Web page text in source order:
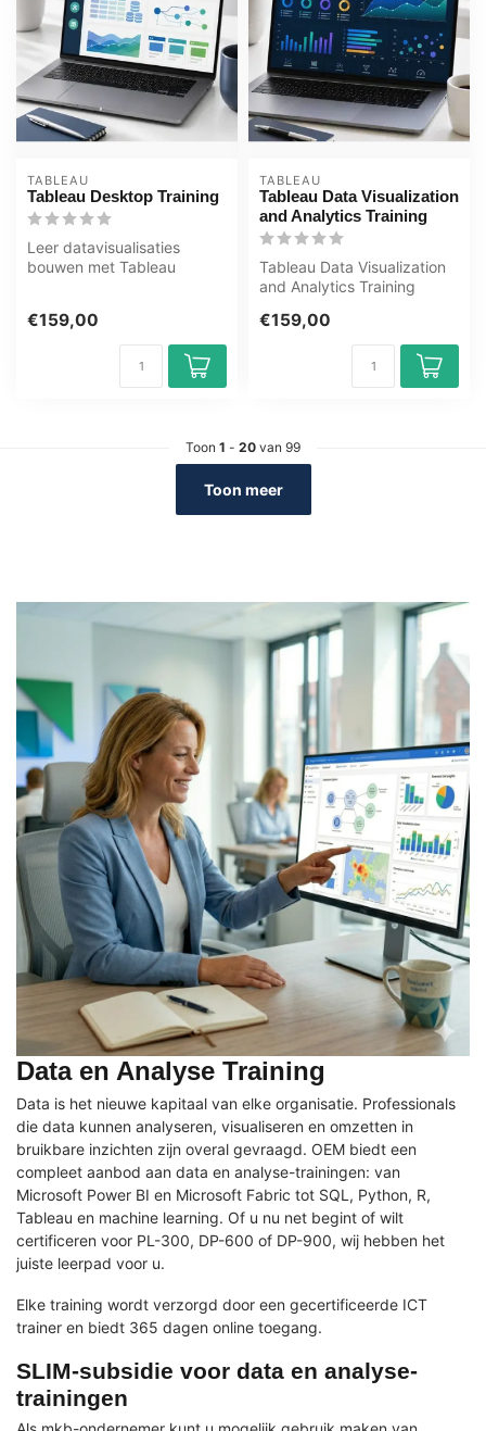
TABLEAU
Tableau Desktop Training
Leer datavisualisaties
bouwen met Tableau
€159,00
TABLEAU
Tableau Data Visualization
and Analytics Training
Tableau Data Visualization
and Analytics Training
cursus In...
€159,00
Toon 1 - 20 van 99
Toon meer
Data en Analyse Training
Data is het nieuwe kapitaal van elke organisatie. Professionals
die data kunnen analyseren, visualiseren en omzetten in
bruikbare inzichten zijn overal gevraagd. OEM biedt een
compleet aanbod aan data en analyse-trainingen: van
Microsoft Power BI en Microsoft Fabric tot SQL, Python, R,
Tableau en machine learning. Of u nu net begint of wilt
certificeren voor PL-300, DP-600 of DP-900, wij hebben het
juiste leerpad voor u.
Elke training wordt verzorgd door een gecertificeerde ICT
trainer en biedt 365 dagen online toegang.
SLIM-subsidie voor data en analyse-
trainingen